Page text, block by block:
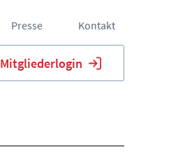
Presse Kontakt
Mitgliederlogin